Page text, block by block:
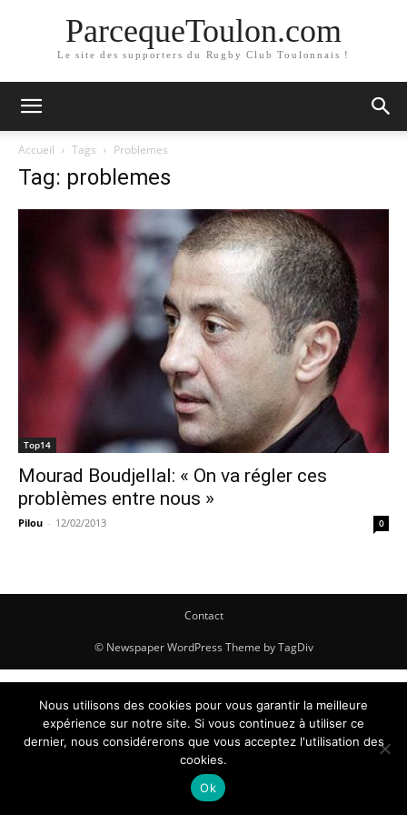
ParcequeToulon.com
Le site des supporters du Rugby Club Toulonnais !
Accueil Tags Problemes
Tag: problemes
Top14
Mourad Boudjellal: « On va régler ces
problèmes entre nous »
Pilou - 12/02/2013 0
Contact
© Newspaper WordPress Theme by TagDiv
Nous utilisons des cookies pour vous garantir la meilleure
expérience sur notre site. Si vous continuez à utiliser ce
dernier, nous considérerons que vous acceptez l'utilisation des
cookies.
Ok